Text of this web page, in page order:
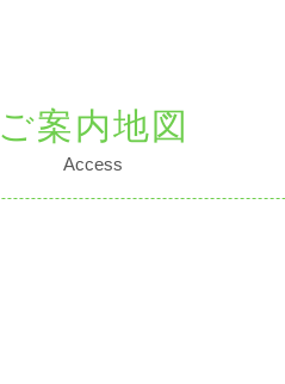
ご案内地図
Access